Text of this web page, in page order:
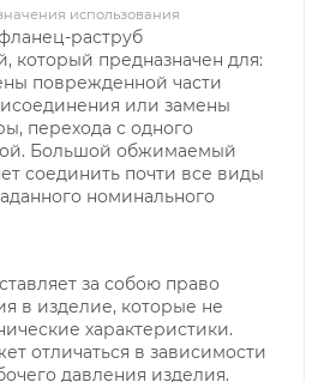
использования
раструб
который предназначен для:
поврежденной части
или замены
перехода с одного
Большой обжимаемый
соединить почти все виды
номинального
за собою право
в изделие, которые не
характеристики.
отличаться в зависимости
давления изделия.